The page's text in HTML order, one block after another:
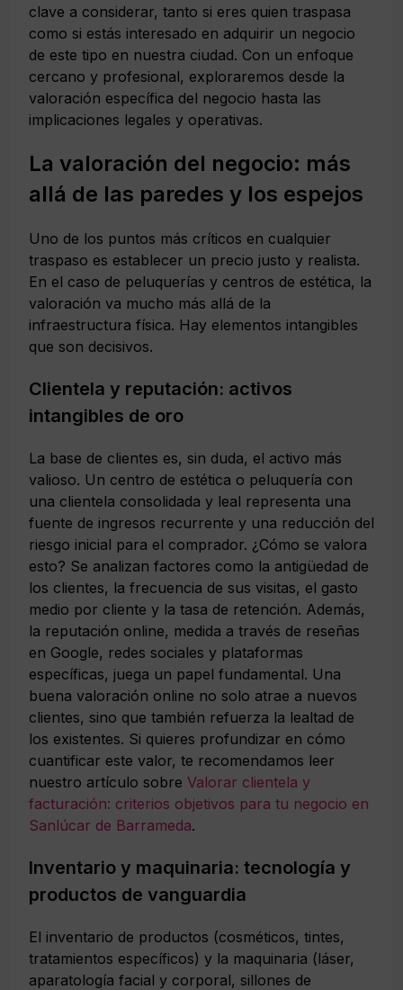
clave a considerar, tanto si eres quien traspasa
como si estás interesado en adquirir un negocio
de este tipo en nuestra ciudad. Con un enfoque
cercano y profesional, exploraremos desde la
valoración específica del negocio hasta las
implicaciones legales y operativas.
La valoración del negocio: más
allá de las paredes y los espejos
Uno de los puntos más críticos en cualquier
traspaso es establecer un precio justo y realista.
En el caso de peluquerías y centros de estética, la
valoración va mucho más allá de la
infraestructura física. Hay elementos intangibles
que son decisivos.
Clientela y reputación: activos
intangibles de oro
La base de clientes es, sin duda, el activo más
valioso. Un centro de estética o peluquería con
una clientela consolidada y leal representa una
fuente de ingresos recurrente y una reducción del
riesgo inicial para el comprador. ¿Cómo se valora
esto? Se analizan factores como la antigüedad de
los clientes, la frecuencia de sus visitas, el gasto
medio por cliente y la tasa de retención. Además,
la reputación online, medida a través de reseñas
en Google, redes sociales y plataformas
específicas, juega un papel fundamental. Una
buena valoración online no solo atrae a nuevos
clientes, sino que también refuerza la lealtad de
los existentes. Si quieres profundizar en cómo
cuantificar este valor, te recomendamos leer
nuestro artículo sobre Valorar clientela y
facturación: criterios objetivos para tu negocio en
Sanlúcar de Barrameda.
Inventario y maquinaria: tecnología y
productos de vanguardia
El inventario de productos (cosméticos, tintes,
tratamientos específicos) y la maquinaria (láser,
aparatología facial y corporal, sillones de